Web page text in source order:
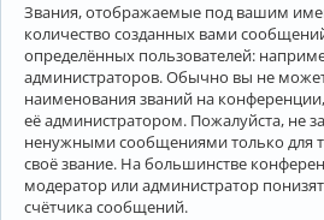
Звания, отображаемые под вашим
количество созданных вами
определённых пользователей:
администраторов. Обычно вы не
наименования званий на
её администратором. Пожалуйста, не
ненужными сообщениями только для
своё звание. На большинстве
модератор или администратор
счётчика сообщений.